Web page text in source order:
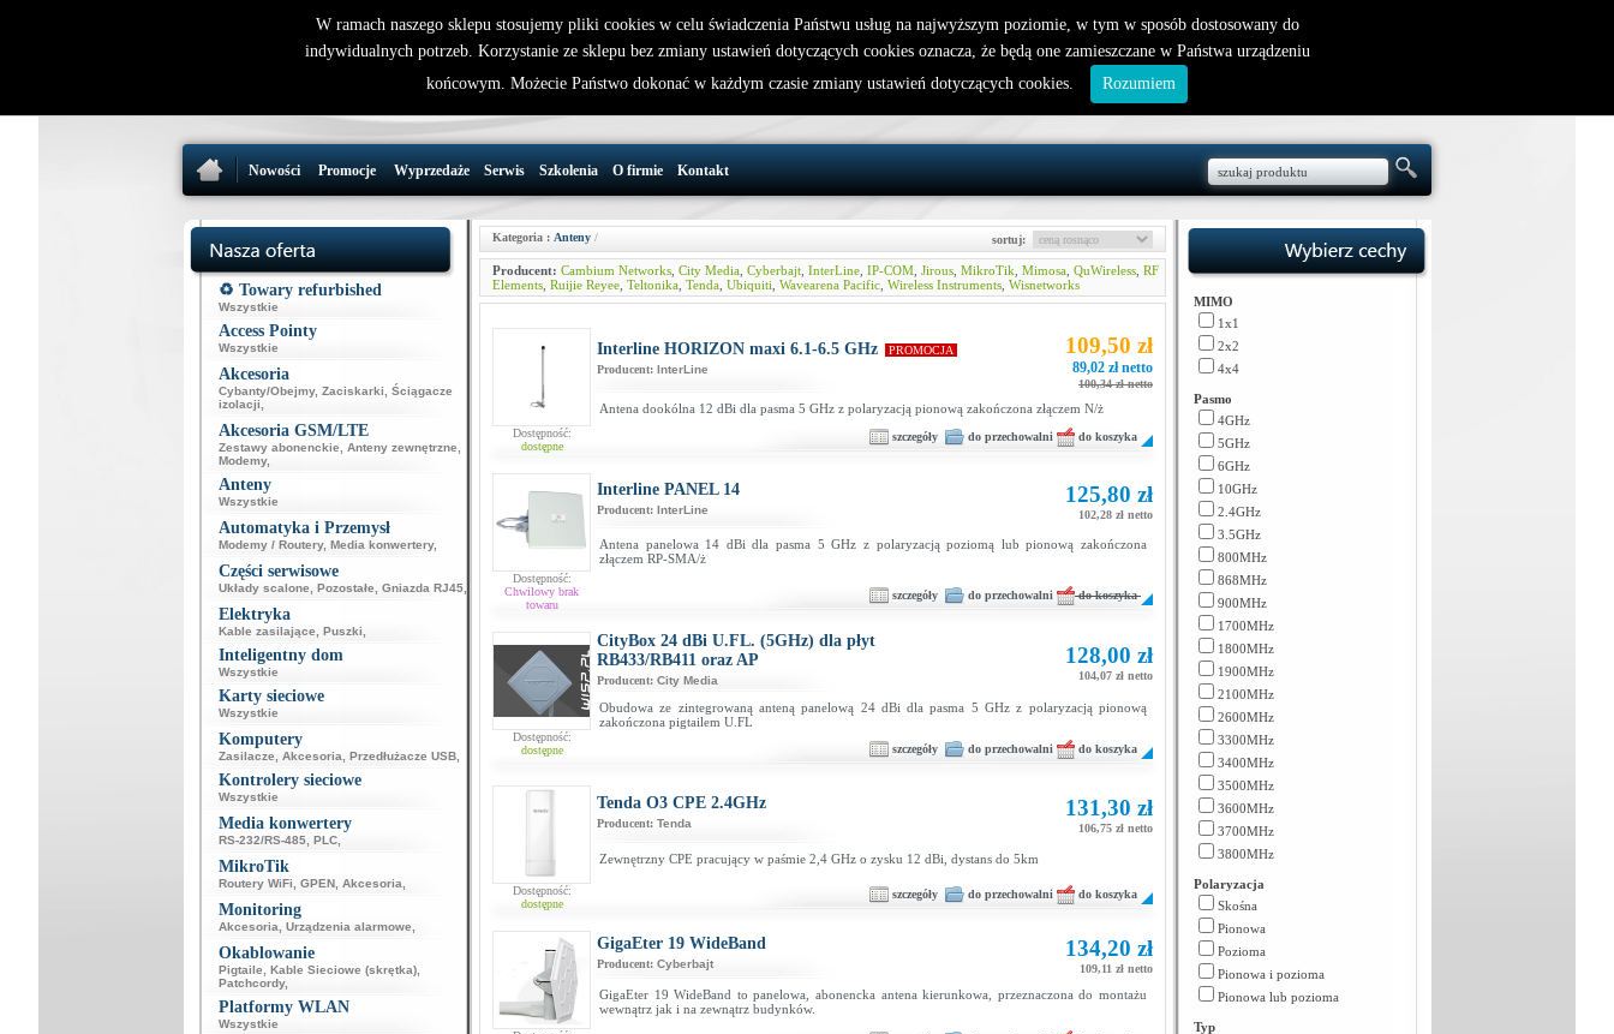
nowy klient
32 721 86 72
support@wirelesslan.com.pl
W koszyku jest 0 produktów(y)
Nowości Promocje Wyprzedaże Serwis Szkolenia O firmie Kontakt
♻️ Towary refurbished
Wszystkie
Access Pointy
Wszystkie
Akcesoria
Cybanty/Obejmy, Zaciskarki
Ściągacze
izolacji
Akcesoria GSM/LTE
Zestawy abonenckie Anteny zewnętrzne
Modemy,
Anteny
Wszystkie
Automatyka i Przemysł
Modemy / Routery, Media konwertery,
Części serwisowe
Układy scalone Pozostałe Gniazda RJ45,
Elektryka
Kable zasilające Puszki
Inteligentny dom
Wszystkie
Karty sieciowe
Wszystkie
Komputery
Zasilacze Akcesoria Przedłużacze USB,
Kontrolery sieciowe
Wszystkie
Media konwertery
RS-232/RS-485, PLC,
MikroTik
Routery WiFi GPEN, Akcesoria
Monitoring
Akcesoria Urządzenia alarmowe
Okablowanie
Pigtaile Kable Sieciowe (skrętka),
Patchcordy,
Platformy WLAN
Wszystkie
Kategoria : Anteny / sortuj:
Producent: Cambium Networks City Media Cyberbajt InterLine IP-COM Jirous MikroTik Mimosa QuWireless RF
Elements Ruijie Reyee Teltonika Tenda Ubiquiti Wavearena Pacific Wireless Instruments Wisnetworks
Dostępność:
dostępne
Interline HORIZON maxi 6.1-6.5 GHz
PROMOCJA
Producent: InterLine
109,50 zł
89,02 zł netto
100,34 zł netto
Antena dookólna 12 dBi dla pasma 5 GHz z polaryzacją pionową zakończona złączem N/ż
szczegóły do przechowalni do koszyka
Dostępność:
Chwilowy brak
towaru
Interline PANEL 14
Producent: InterLine
125,80 zł
102,28 zł netto
Antena panelowa 14 dBi dla pasma 5 GHz z polaryzacją poziomą lub pionową zakończona
złączem RP-SMA/ż
szczegóły do przechowalni do koszyka
Dostępność:
dostępne
CityBox 24 dBi U.FL. (5GHz) dla płyt
RB433/RB411 oraz AP
Producent: City Media
128,00 zł
104,07 zł netto
Obudowa ze zintegrowaną anteną panelową 24 dBi dla pasma 5 GHz z polaryzacją pionową
zakończona pigtailem U.FL
szczegóły do przechowalni do koszyka
Dostępność:
dostępne
Tenda O3 CPE 2.4GHz
Producent: Tenda
131,30 zł
106,75 zł netto
Zewnętrzny CPE pracujący w paśmie 2,4 GHz o zysku 12 dBi, dystans do 5km
szczegóły do przechowalni do koszyka
GigaEter 19 WideBand
Producent: Cyberbajt
134,20 zł
109,11 zł netto
GigaEter 19 WideBand to panelowa, abonencka antena kierunkowa, przeznaczona do montażu
wewnątrz jak i na zewnątrz budynków.
MIMO
1x1
2x2
4x4
Pasmo
4GHz
5GHz
6GHz
10GHz
2.4GHz
3.5GHz
800MHz
868MHz
900MHz
1700MHz
1800MHz
1900MHz
2100MHz
2600MHz
3300MHz
3400MHz
3500MHz
3600MHz
3700MHz
3800MHz
Polaryzacja
Skośna
Pionowa
Pozioma
Pionowa i pozioma
Pionowa lub pozioma
Typ
W ramach naszego sklepu stosujemy pliki cookies w celu świadczenia Państwu usług na najwyższym poziomie, w tym w sposób dostosowany do
indywidualnych potrzeb. Korzystanie ze sklepu bez zmiany ustawień dotyczących cookies oznacza, że będą one zamieszczane w Państwa urządzeniu
końcowym. Możecie Państwo dokonać w każdym czasie zmiany ustawień dotyczących cookies.
Rozumiem